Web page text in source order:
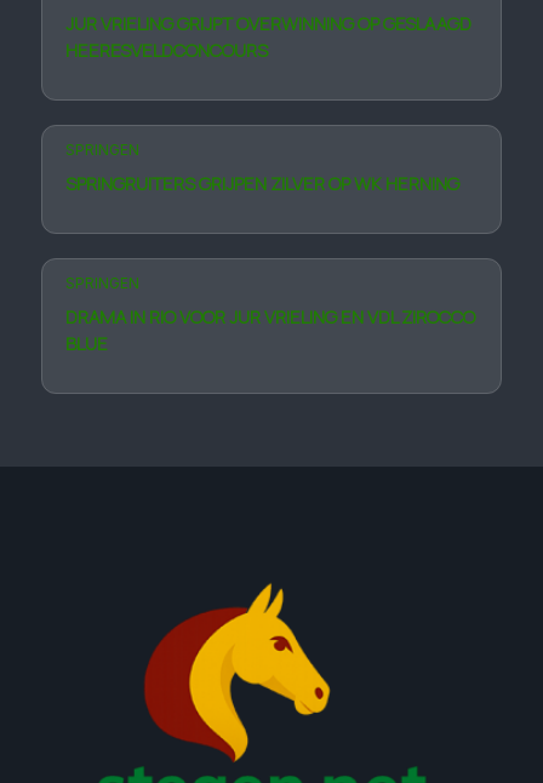
JUR VRIELING GRIJPT OVERWINNING OP GESLAAGD
HEERESVELDCONCOURS
SPRINGEN
SPRINGRUITERS GRIJPEN ZILVER OP WK HERNING
SPRINGEN
DRAMA IN RIO VOOR JUR VRIELING EN VDL ZIROCCO
BLUE